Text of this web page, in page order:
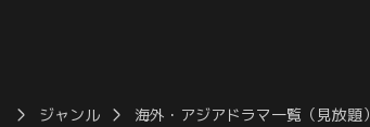
ジャンル 海外・アジアドラマ一覧（見放題）